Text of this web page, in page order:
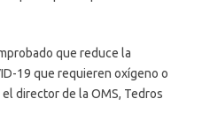
que reduce la
19 que requieren oxígeno o
director de la OMS, Tedros